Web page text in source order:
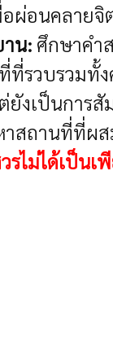
อผ่อนคลาย
น: ศึกษาคำ
ที่รวบรวม
งเป็นการสั
สถานที่ที่ผ
วรไม่ได้เป็